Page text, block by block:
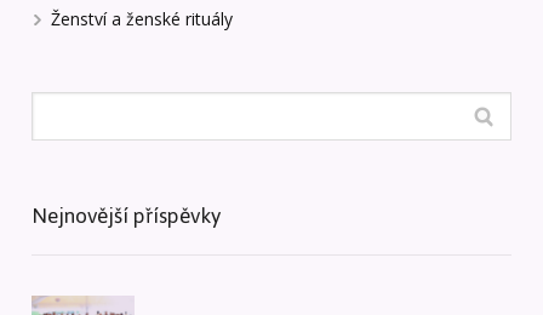
Ženství a ženské rituály
Nejnovější příspěvky